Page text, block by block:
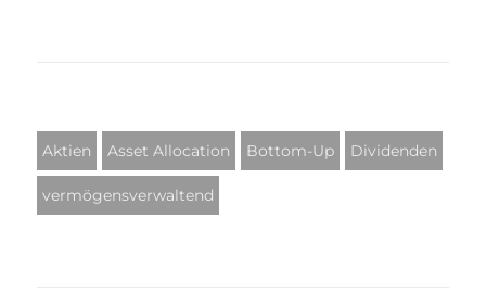
Aktien Asset Allocation Bottom-Up Dividenden
vermögensverwaltend